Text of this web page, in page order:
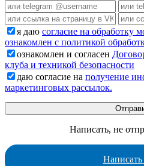
я даю согласие на обработку
ознакомлен с политикой
ознакомлен и согласен
клуба и техникой безопасности
даю согласие на получение
маркетинговых рассылок.
Написать, не